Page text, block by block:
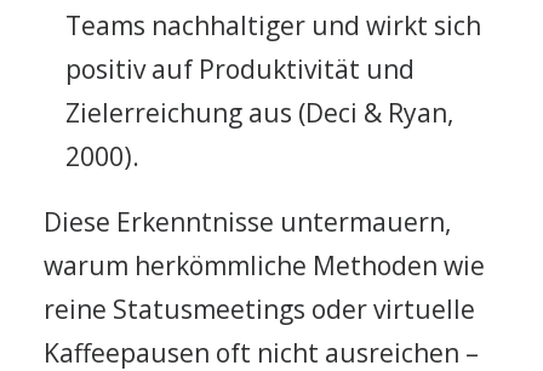
Teams nachhaltiger und wirkt sich
positiv auf Produktivität und
Zielerreichung aus (Deci & Ryan,
2000).
Diese Erkenntnisse untermauern,
warum herkömmliche Methoden wie
reine Statusmeetings oder virtuelle
Kaffeepausen oft nicht ausreichen –